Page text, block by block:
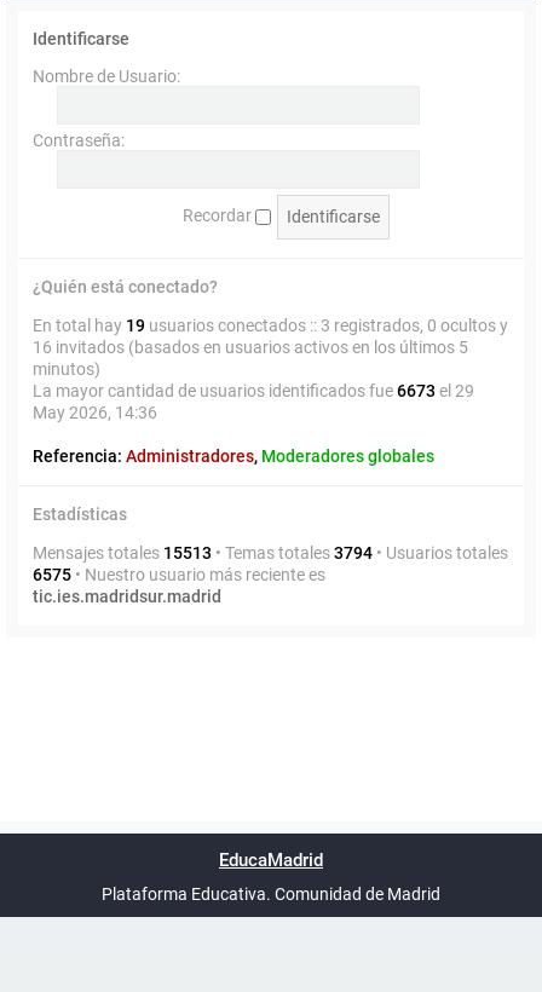
Identificarse
Nombre de Usuario:
Contraseña:
Recordar
¿Quién está conectado?
En total hay 19 usuarios conectados :: 3 registrados, 0 ocultos y
16 invitados (basados en usuarios activos en los últimos 5
minutos)
La mayor cantidad de usuarios identificados fue6673 el 29
May 2026, 14:36
Referencia: Administradores, Moderadores globales
Estadísticas
Mensajes totales 15513 • Temas totales3794 • Usuarios totales
6575 • Nuestro usuario más reciente es
tic.ies.madridsur.madrid
UTC+02:00
phpBB España
EducaMadrid
Plataforma Educativa. Comunidad de Madrid